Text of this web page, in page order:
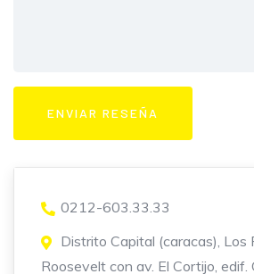
0212-603.33.33
Distrito Capital (caracas), Los
Roosevelt con av. El Cortijo, edif.